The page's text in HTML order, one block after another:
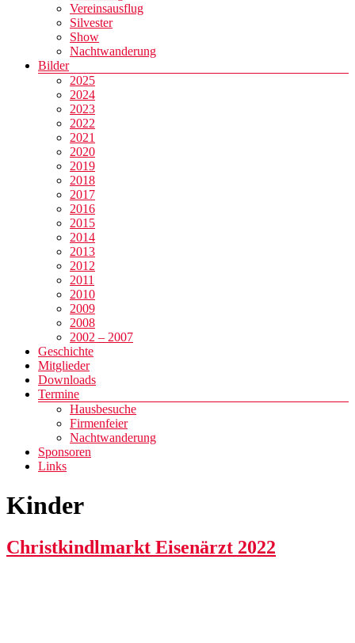
Vereinsausflug
Silvester
Show
Nachtwanderung
Bilder
2025
2024
2023
2022
2021
2020
2019
2018
2017
2016
2015
2014
2013
2012
2011
2010
2009
2008
2002 – 2007
Geschichte
Mitglieder
Downloads
Termine
Hausbesuche
Firmenfeier
Nachtwanderung
Sponsoren
Links
Kinder
Christkindlmarkt Eisenärzt 2022